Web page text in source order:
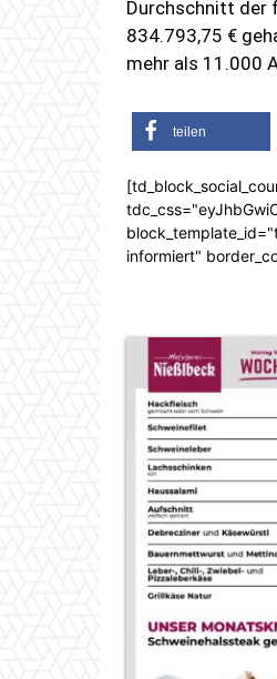
Durchschnitt der
834.793,75 €
mehr als 11.000
teilen
informiert"